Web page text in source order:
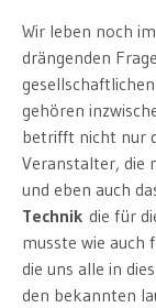
Wir leben noch
drängenden
gehören
betrifft nicht nur
Veranstalter, die
und eben auch
Technik die für
musste wie auch
die uns alle in
den bekannten